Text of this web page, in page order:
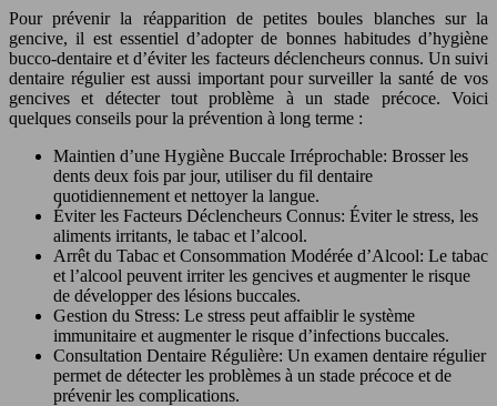
Pour prévenir la réapparition de petites boules blanches sur la
gencive, il est essentiel d’adopter de bonnes habitudes d’hygiène
bucco-dentaire et d’éviter les facteurs déclencheurs connus. Un suivi
dentaire régulier est aussi important pour surveiller la santé de vos
gencives et détecter tout problème à un stade précoce. Voici
quelques conseils pour la prévention à long terme :
Maintien d’une Hygiène Buccale Irréprochable: Brosser les
dents deux fois par jour, utiliser du fil dentaire
quotidiennement et nettoyer la langue.
Éviter les Facteurs Déclencheurs Connus: Éviter le stress, les
aliments irritants, le tabac et l’alcool.
Arrêt du Tabac et Consommation Modérée d’Alcool: Le tabac
et l’alcool peuvent irriter les gencives et augmenter le risque
de développer des lésions buccales.
Gestion du Stress: Le stress peut affaiblir le système
immunitaire et augmenter le risque d’infections buccales.
Consultation Dentaire Régulière: Un examen dentaire régulier
permet de détecter les problèmes à un stade précoce et de
prévenir les complications.